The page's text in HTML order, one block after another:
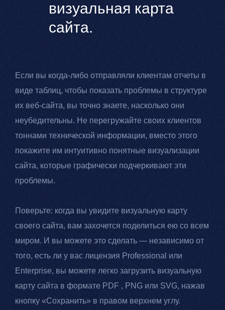
визуальная карта
сайта.
Если вы когда-либо отправляли клиентам отчеты в
виде таблиц, чтобы показать проблемы в структуре
их веб-сайта, вы точно знаете, насколько они
неубедительны. Не перегружайте своих клиентов
тоннами технической информации, вместо этого
покажите им интуитивно понятные визуализации
сайта, которые графически подчеркивают эти
проблемы.
Поверьте: когда вы увидите визуальную карту
своего сайта, вам захочется поделиться ею со всем
миром. И вы можете это сделать — независимо от
того, есть ли у вас лицензия Professional или
Enterprise, вы можете легко загрузить визуальную
карту сайта в форматеPDF, PNG или SVG, нажав
кнопку «Сохранить» в правом верхнем углу.